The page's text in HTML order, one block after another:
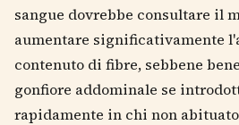
sangue dovrebbe consultare il
aumentare significativamente
contenuto di fibre, sebbene
gonfiore addominale se
rapidamente in chi non